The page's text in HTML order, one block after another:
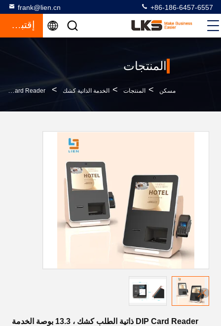
frank@lien.cn +86-186-6457-6557
إقتباس
المنتجات
مسكن > المنتجات > الخدمة الذاتية كشك > DIP Card Reader ذاتية الطلب كشك ، 13.3 بوصة الخدمة الذاتية تحقق في كشك
DIP Card Reader ذاتية الطلب كشك ، 13.3 بوصة الخدمة